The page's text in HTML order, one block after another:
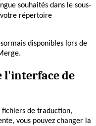
souhaités dans le sous-
répertoire
disponibles lors de
l'interface de
fichiers de traduction,
vous pouvez changer la